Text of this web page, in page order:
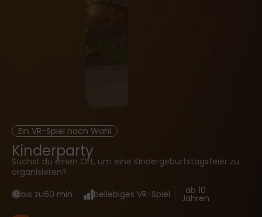
Ein VR-Spiel nach Wahl
Kinderparty
Suchst du einen Ort, um eine Kindergeburtstagsfeier zu
organisieren?
bis zu60 min beliebiges VR-Spiel ab 10
Jahren